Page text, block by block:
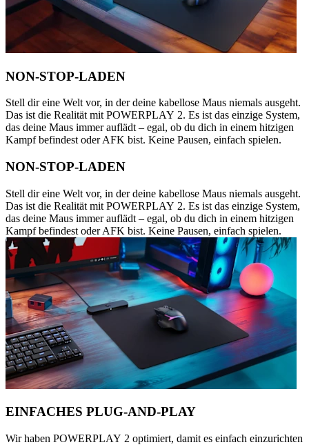
NON-STOP-LADEN
Stell dir eine Welt vor, in der deine kabellose Maus niemals ausgeht.
Das ist die Realität mit POWERPLAY 2. Es ist das einzige System,
das deine Maus immer auflädt – egal, ob du dich in einem hitzigen
Kampf befindest oder AFK bist. Keine Pausen, einfach spielen.
NON-STOP-LADEN
Stell dir eine Welt vor, in der deine kabellose Maus niemals ausgeht.
Das ist die Realität mit POWERPLAY 2. Es ist das einzige System,
das deine Maus immer auflädt – egal, ob du dich in einem hitzigen
Kampf befindest oder AFK bist. Keine Pausen, einfach spielen.
EINFACHES PLUG-AND-PLAY
Wir haben POWERPLAY 2 optimiert, damit es einfach einzurichten